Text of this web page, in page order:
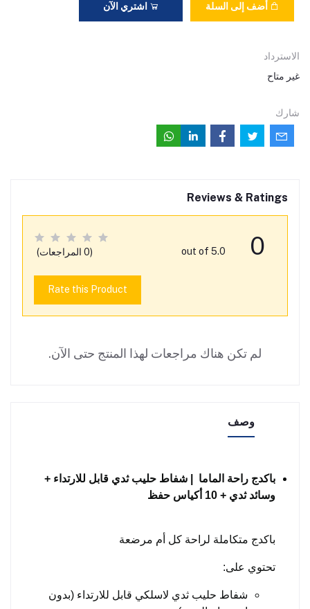
أضف إلى السلة اشتري الآن
الاسترداد
غير متاح
شارك
Reviews & Ratings
0
out of 5.0 (0 المراجعات)
Rate this Product
لم تكن هناك مراجعات لهذا المنتج حتى الآن.
وصف
باكدج راحة الماما | شفاط حليب ثدي قابل للارتداء +
وسائد ثدي + 10 أكياس حفظ
باكدج متكاملة لراحة كل أم مرضعة
تحتوي على:
شفاط حليب ثدي لاسلكي قابل للارتداء (بدون